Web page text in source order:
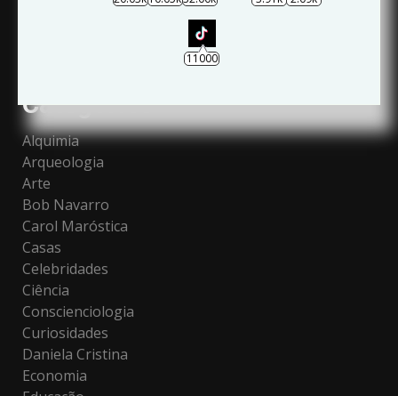
Categories
Alquimia
Arqueologia
Arte
Bob Navarro
Carol Maróstica
Casas
Celebridades
Ciência
Conscienciologia
Curiosidades
Daniela Cristina
Economia
11000